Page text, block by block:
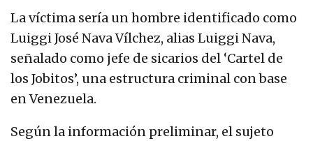
La víctima sería un hombre identificado como
Luiggi José Nava Vílchez, alias Luiggi Nava,
señalado como jefe de sicarios del ‘Cartel de
los Jobitos’, una estructura criminal con base
en Venezuela.
Según la información preliminar, el sujeto